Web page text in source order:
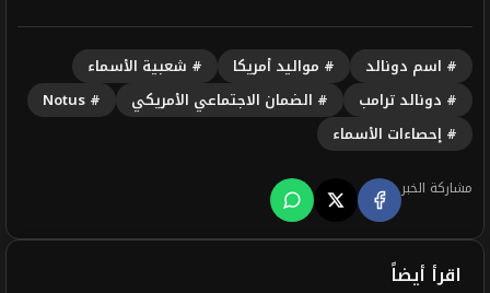
# اسم دونالد # مواليد أمريكا
# شعبية الأسماء
# دونالد ترامب
# الضمان الاجتماعي الأمريكي
# Notus
# إحصاءات الأسماء
مشاركة الخبر
اقرأ أيضاً